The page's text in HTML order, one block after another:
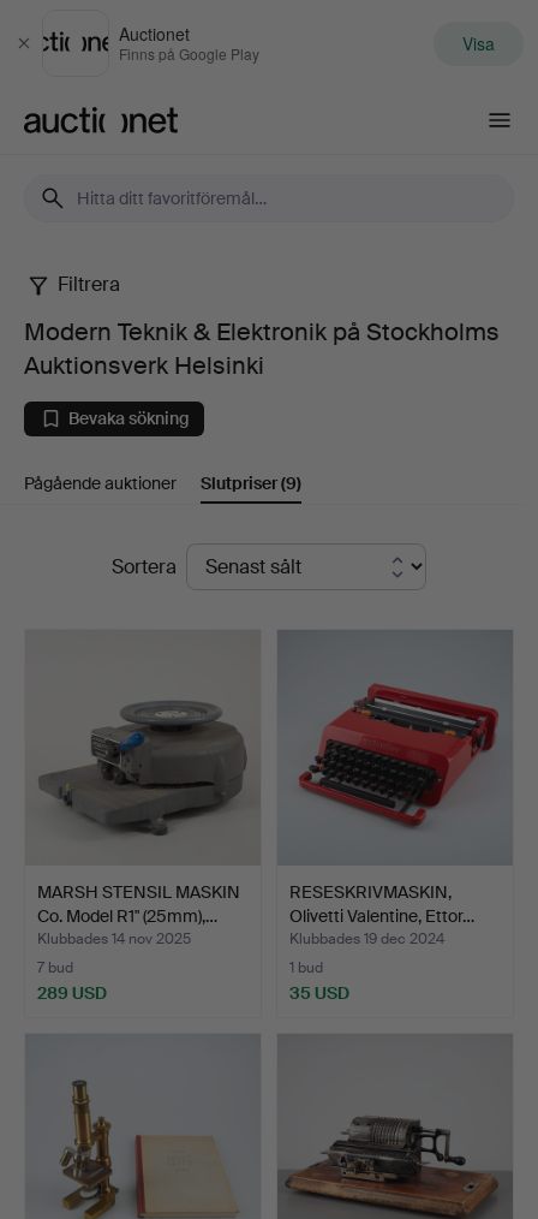
Stäng
Auctionet
Finns på Google Play Visa
Modern
Teknik
&
Elektronik
Stockholms
Helsinki
Filtrera
Modern Teknik & Elektronik på Stockholms
Auktionsverk Helsinki
Bevaka sökning
Pågående auktioner Slutpriser(9)
SlutpriserSortera
MARSH STENSIL MASKIN
Co. Model R1" (25mm),…
Klubbades 14 nov 2025
7 bud
289 USD
RESESKRIVMASKIN,
Olivetti Valentine, Ettor…
Klubbades 19 dec 2024
1 bud
35 USD